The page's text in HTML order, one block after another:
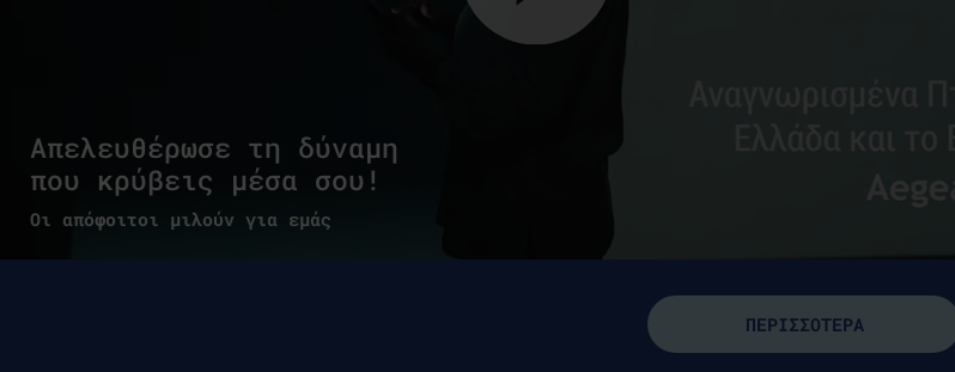
Απελευθέρωσε τη δύναμη
που κρύβεις μέσα σου!
Οι απόφοιτοι μιλούν για εμάς
ΠΕΡΙΣΣΟΤΕΡΑ